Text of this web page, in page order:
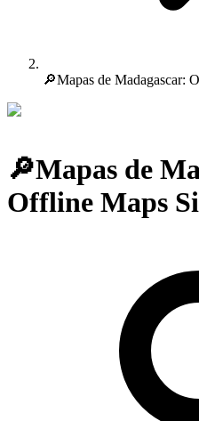
🔎Mapas de Madagascar:
🔎Mapas de
Offline Maps